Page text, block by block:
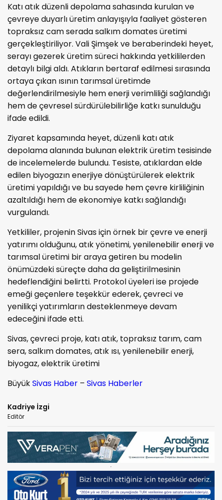
Katı atık düzenli depolama sahasında kurulan ve
çevreye duyarlı üretim anlayışıyla faaliyet gösteren
topraksız cam serada salkım domates üretimi
gerçekleştiriliyor. Vali Şimşek ve beraberindeki heyet,
serayı gezerek üretim süreci hakkında yetkililerden
detaylı bilgi aldı. Atıkların bertaraf edilmesi sırasında
ortaya çıkan ısının tarımsal üretimde
değerlendirilmesiyle hem enerji verimliliği sağlandığı
hem de çevresel sürdürülebilirliğe katkı sunulduğu
ifade edildi.
Ziyaret kapsamında heyet, düzenli katı atık
depolama alanında bulunan elektrik üretim tesisinde
de incelemelerde bulundu. Tesiste, atıklardan elde
edilen biyogazın enerjiye dönüştürülerek elektrik
üretimi yapıldığı ve bu sayede hem çevre kirliliğinin
azaltıldığı hem de ekonomiye katkı sağlandığı
vurgulandı.
Yetkililer, projenin Sivas için örnek bir çevre ve enerji
yatırımı olduğunu, atık yönetimi, yenilenebilir enerji ve
tarımsal üretimi bir araya getiren bu modelin
önümüzdeki süreçte daha da geliştirilmesinin
hedeflendiğini belirtti. Protokol üyeleri ise projede
emeği geçenlere teşekkür ederek, çevreci ve
yenilikçi yatırımların desteklenmeye devam
edeceğini ifade etti.
Sivas, çevreci proje, katı atık, topraksız tarım, cam
sera, salkım domates, atık ısı, yenilenebilir enerji,
biyogaz, elektrik üretimi
BüyükSivas Haber – Sivas Haberler
Kadriye İzgi
Editör